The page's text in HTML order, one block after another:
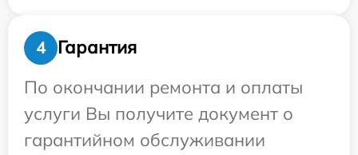
4
Гарантия
По окончании ремонта и оплаты
услуги Вы получите документ о
гарантийном обслуживании